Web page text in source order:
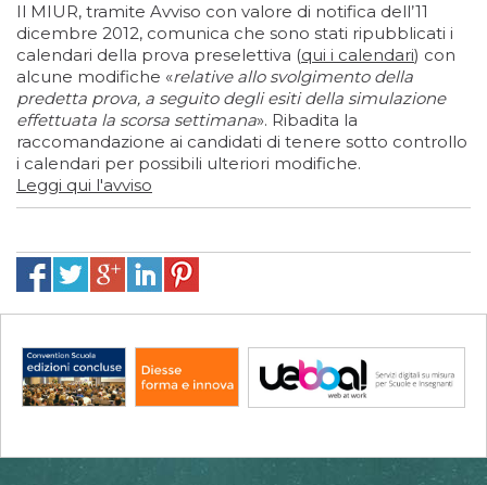
Il MIUR, tramite Avviso con valore di notifica dell’11
dicembre 2012, comunica che sono stati ripubblicati i
calendari della prova preselettiva (qui i calendari) con
alcune modifiche «relative allo svolgimento della
predetta prova, a seguito degli esiti della simulazione
effettuata la scorsa settimana». Ribadita la
raccomandazione ai candidati di tenere sotto controllo
i calendari per possibili ulteriori modifiche.
Leggi qui l'avviso